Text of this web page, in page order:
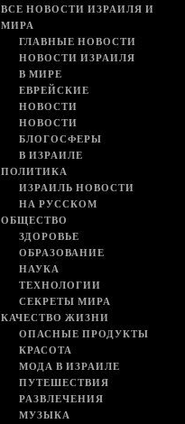
ВСЕ НОВОСТИ ИЗРАИЛЯ И
МИРА
ГЛАВНЫЕ НОВОСТИ
НОВОСТИ ИЗРАИЛЯ
В МИРЕ
ЕВРЕЙСКИЕ
НОВОСТИ
НОВОСТИ
БЛОГОСФЕРЫ
В ИЗРАИЛЕ
ПОЛИТИКА
ИЗРАИЛЬ НОВОСТИ
НА РУССКОМ
ОБЩЕСТВО
ЗДОРОВЬЕ
ОБРАЗОВАНИЕ
НАУКА
ТЕХНОЛОГИИ
СЕКРЕТЫ МИРА
КАЧЕСТВО ЖИЗНИ
ОПАСНЫЕ ПРОДУКТЫ
КРАСОТА
МОДА В ИЗРАИЛЕ
ПУТЕШЕСТВИЯ
РАЗВЛЕЧЕНИЯ
МУЗЫКА